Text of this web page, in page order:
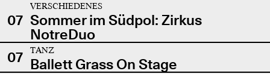
07
VERSCHIEDENES
Sommer im Südpol: Zirkus
NotreDuo
07
TANZ
Ballett Grass On Stage